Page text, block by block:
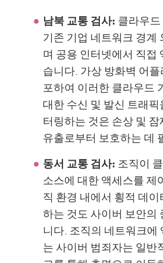
남북 교통 검사: 클라우
기존 기업 네트워크 경계
며 공용 인터넷에서 직접
습니다. 가상 방화벽 어
포하여 이러한 클라우드
대한 수신 및 발신 트래
터링하는 것은 손상 및
유출로부터 보호하는 데
동서 교통 검사: 조직이
소스에 대한 액세스를 제
직 환경 내에서 횡적 데
하는 것도 사이버 보안의
니다. 조직의 네트워크에
는 사이버 범죄자는 일반